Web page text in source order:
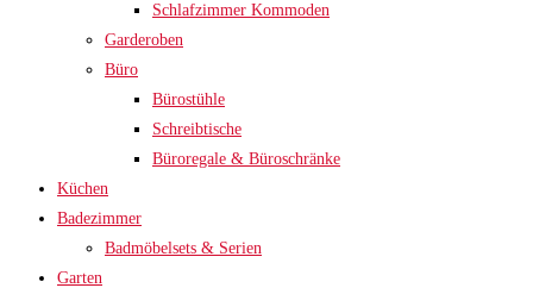
Schlafzimmer Kommoden
Garderoben
Büro
Bürostühle
Schreibtische
Büroregale & Büroschränke
Küchen
Badezimmer
Badmöbelsets & Serien
Garten